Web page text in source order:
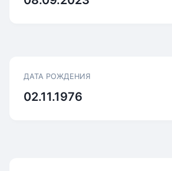
ДАТА РОЖДЕНИЯ
02.11.1976